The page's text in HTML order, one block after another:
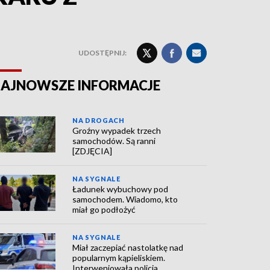
UDOSTĘPNIJ:
INFORMACJE
NA DROGACH
Groźny wypadek trzech
samochodów. Są ranni
[ZDJĘCIA]
NA SYGNALE
Ładunek wybuchowy pod
samochodem. Wiadomo, kto
miał go podłożyć
NA SYGNALE
Miał zaczepiać nastolatkę nad
popularnym kąpieliskiem.
Interweniowała policja